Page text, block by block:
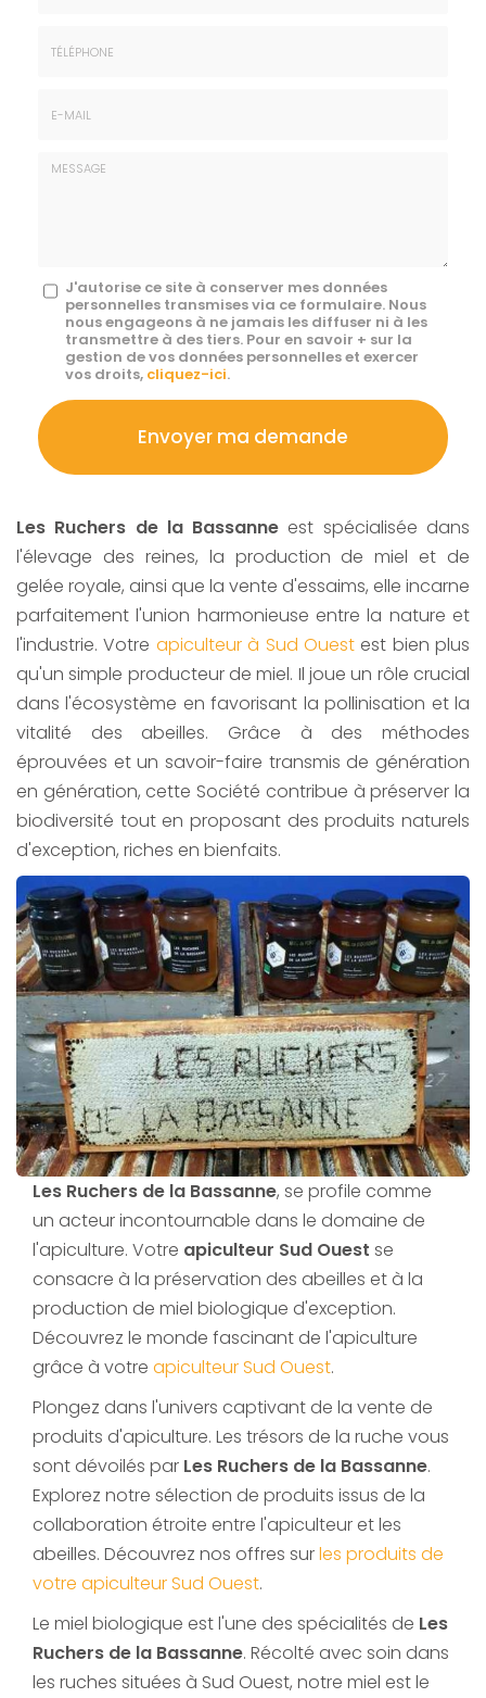
Message
J'autorise ce site à conserver mes données
personnelles transmises via ce formulaire. Nous
nous engageons à ne jamais les diffuser ni à les
transmettre à des tiers. Pour en savoir + sur la
gestion de vos données personnelles et exercer
vos droits, cliquez-ici.
Acceptation
RGPD
*
Envoyer ma demande
Les Ruchers de la Bassanne est spécialisée dans
l'élevage des reines, la production de miel et de
gelée royale, ainsi que la vente d'essaims, elle incarne
parfaitement l'union harmonieuse entre la nature et
l'industrie. Votre apiculteur à Sud Ouestest bien plus
qu'un simple producteur de miel. Il joue un rôle crucial
dans l'écosystème en favorisant la pollinisation et la
vitalité des abeilles. Grâce à des méthodes
éprouvées et un savoir-faire transmis de génération
en génération, cette Société contribue à préserver la
biodiversité tout en proposant des produits naturels
d'exception, riches en bienfaits.
Les Ruchers de la Bassanne, se profile comme
un acteur incontournable dans le domaine de
l'apiculture. Votre apiculteur Sud Ouest se
consacre à la préservation des abeilles et à la
production de miel biologique d'exception.
Découvrez le monde fascinant de l'apiculture
grâce à votre apiculteur Sud Ouest.
Plongez dans l'univers captivant de la vente de
produits d'apiculture. Les trésors de la ruche vous
sont dévoilés par Les Ruchers de la Bassanne.
Explorez notre sélection de produits issus de la
collaboration étroite entre l'apiculteur et les
abeilles. Découvrez nos offres surles produits de
votre apiculteur Sud Ouest.
Le miel biologique est l'une des spécialités de Les
Ruchers de la Bassanne. Récolté avec soin dans
les ruches situées à Sud Ouest, notre miel est le